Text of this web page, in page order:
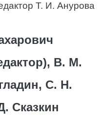
Т. И. Анурова
В. М.
С. Н.
Сказкин